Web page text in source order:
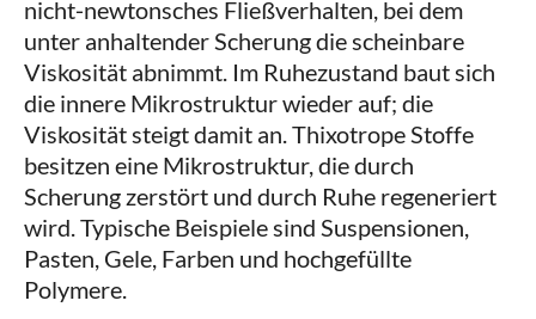
nicht‑newtonsches Fließverhalten, bei dem
unter anhaltender Scherung die scheinbare
Viskosität abnimmt. Im Ruhezustand baut sich
die innere Mikrostruktur wieder auf; die
Viskosität steigt damit an. Thixotrope Stoffe
besitzen eine Mikrostruktur, die durch
Scherung zerstört und durch Ruhe regeneriert
wird. Typische Beispiele sind Suspensionen,
Pasten, Gele, Farben und hochgefüllte
Polymere.